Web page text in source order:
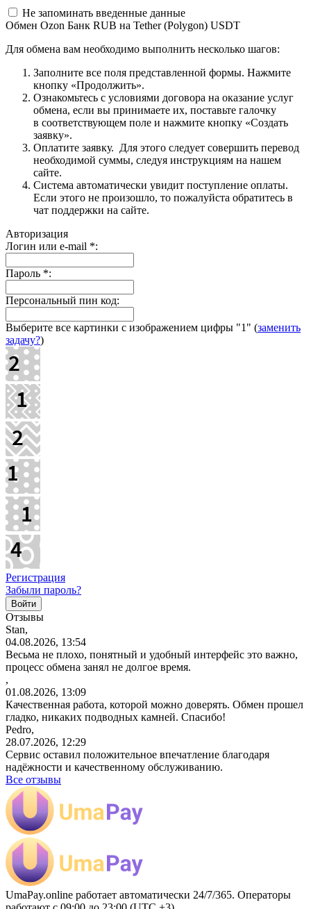
Не запоминать введенные данные
Обмен Ozon Банк RUB на Tether (Polygon) USDT
Для обмена вам необходимо выполнить несколько шагов:
Заполните все поля представленной формы. Нажмите
кнопку «Продолжить».
Ознакомьтесь с условиями договора на оказание услуг
обмена, если вы принимаете их, поставьте галочку
в соответствующем поле и нажмите кнопку «Создать
заявку».
Оплатите заявку. Для этого следует совершить перевод
необходимой суммы, следуя инструкциям на нашем
сайте.
Система автоматически увидит поступление оплаты.
Если этого не произошло, то пожалуйста обратитесь в
чат поддержки на сайте.
Авторизация
Логин или e-mail *:
Пароль *:
Персональный пин код:
Выберите все картинки с изображением цифры "1" (заменить
задачу?)
Регистрация
Забыли пароль?
Отзывы
Stan,
04.08.2026, 13:54
Весьма не плохо, понятный и удобный интерфейс это важно,
процесс обмена занял не долгое время.
,
01.08.2026, 13:09
Качественная работа, которой можно доверять. Обмен прошел
гладко, никаких подводных камней. Спасибо!
Pedro,
28.07.2026, 12:29
Сервис оставил положительное впечатление благодаря
надёжности и качественному обслуживанию.
Все отзывы
UmaPay.online работает автоматически 24/7/365. Операторы